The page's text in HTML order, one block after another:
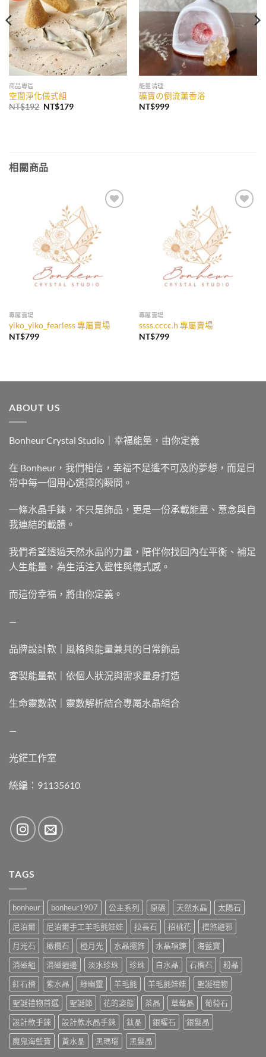
商品專區
空間淨化儀式組
NT$192 原
NT$179目
能量清理
礦寶の倒流薰香浴
NT$999
相關商品
專屬賣場
yiko_yiko_fearless 專屬賣場
NT$799
專屬賣場
ssss.cccc.h 專屬賣場
NT$799
ABOUT US
Bonheur Crystal Studio｜幸福能量，由你定義
在 Bonheur，我們相信，幸福不是遙不可及的夢想，而是日
常中每一個用心選擇的瞬間。
一條水晶手鍊，不只是飾品，更是一份承載能量、意念與自
我連結的載體。
我們希望透過天然水晶的力量，陪伴你找回內在平衡、補足
人生能量，為生活注入靈性與儀式感。
而這份幸福，將由你定義。
—
品牌設計款｜風格與能量兼具的日常飾品
客製能量款｜依個人狀況與需求量身打造
生命靈數款｜靈數解析結合專屬水晶組合
—
光鋩工作室
統編：91135610
TAGS
bonheur bonheur1907 公主系列 原礦 天然水晶
太陽石
尼泊爾
尼泊爾手工羊毛氈娃娃 拉長石 招桃花
擋煞避邪
月光石
橄欖石 橙月光 水晶擺飾 水晶項鍊
海藍寶
消磁組
消磁週邊 淡水珍珠 珍珠 白水晶 石榴石
粉晶
紅石榴
紫水晶 綠幽靈 羊毛氈 羊毛氈娃娃
聖誕禮物
聖誕禮物首選
聖誕節 花的姿態 茶晶 草莓晶
葡萄石
設計款手鍊
設計款水晶手鍊 鈦晶 銀曜石
銀髮晶
魔鬼海藍寶
黃水晶 黑瑪瑙 黑髮晶